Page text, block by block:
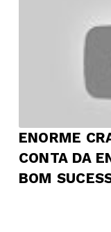
ENORME
CONTA DA
BOM